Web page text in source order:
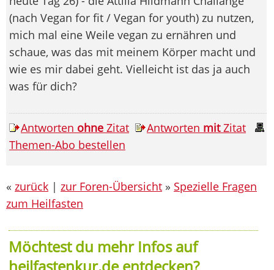
(nach Vegan for fit / Vegan for youth) zu nutzen,
mich mal eine Weile vegan zu ernähren und
schaue, was das mit meinem Körper macht und
wie es mir dabei geht. Vielleicht ist das ja auch
was für dich?
Antworten ohne Zitat Antworten mitZitat
Themen-Abo bestellen
« zurück | zur Foren-Übersicht » Spezielle Fragen
zum Heilfasten
Möchtest du mehr Infos auf
heilfastenkur.de entdecken?